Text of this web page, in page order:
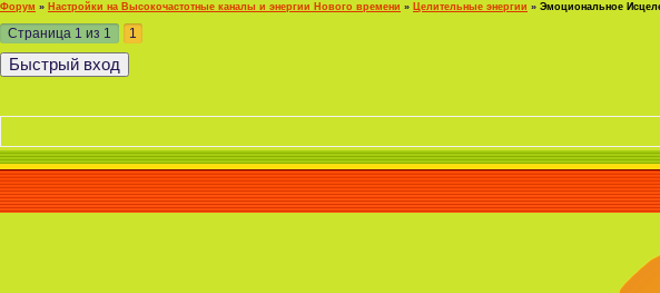
Форум » Настройки на Высокочастотные каналы и энергии Нового времени » Целительные энергии » Эмоциональное
Страница 1 из 1 1